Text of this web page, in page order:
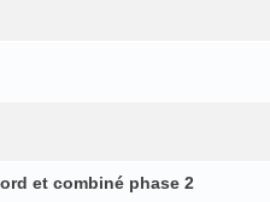
et combiné phase 2